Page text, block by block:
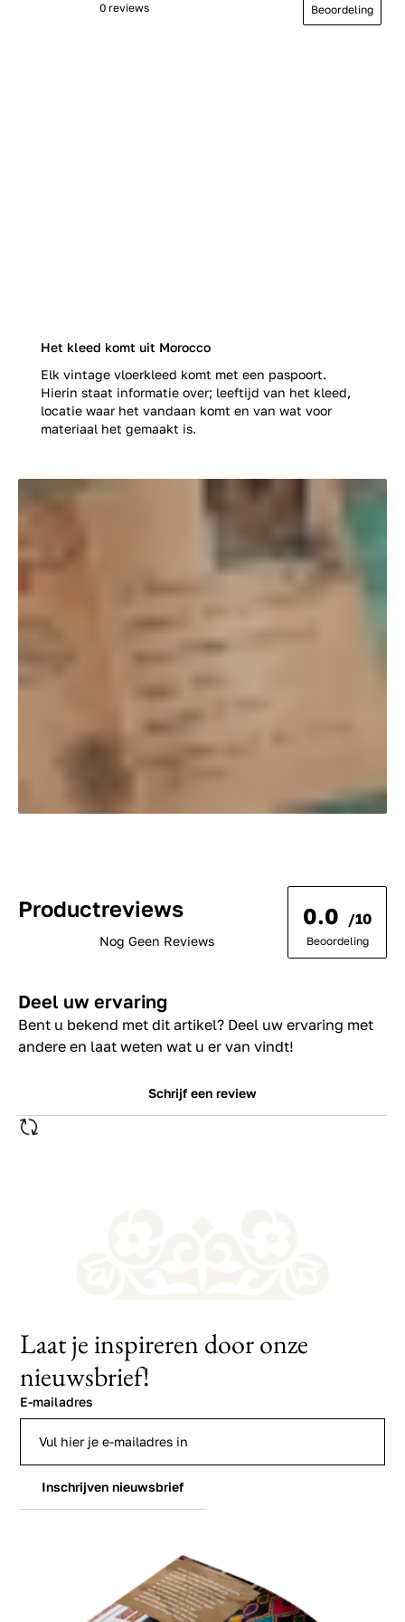
Het kleed komt uit Morocco
Elk vintage vloerkleed komt met een paspoort.
Hierin staat informatie over; leeftijd van het kleed,
locatie waar het vandaan komt en van wat voor
materiaal het gemaakt is.
0 reviews Beoordeling
Productreviews
Nog Geen Reviews
0.0 /10
Beoordeling
Deel uw ervaring
Bent u bekend met dit artikel? Deel uw ervaring met
andere en laat weten wat u er van vindt!
Schrijf een review
Laat je inspireren door onze
nieuwsbrief!
E-mailadres
Inschrijven nieuwsbrief